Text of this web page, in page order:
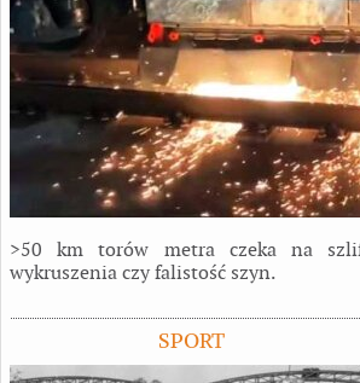
>50 km torów metra czeka na
wykruszenia czy falistość szyn.
SPORT